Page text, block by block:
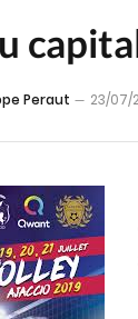
Peraut 23/07/